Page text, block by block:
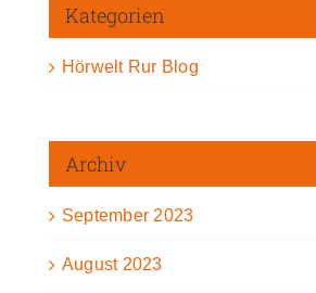
Kategorien
Hörwelt Rur Blog
Archiv
September 2023
August 2023